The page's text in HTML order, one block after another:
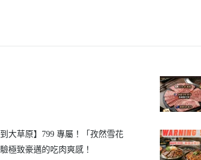
到大草原】799 專屬！「孜然雪花
極致豪邁的吃肉爽感！